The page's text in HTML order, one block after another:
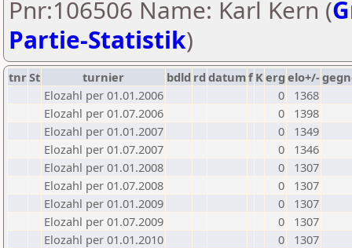
Pnr:106506 Name: Karl Kern (
Partie-Statistik)
tnrSt turnier bdld rd datumf Kerg elo+/-
Elozahl per 01.01.2006
0
1368
Elozahl per 01.07.2006
0
1398
Elozahl per 01.01.2007
0
1349
Elozahl per 01.07.2007
0
1346
Elozahl per 01.01.2008
0
1307
Elozahl per 01.07.2008
0
1307
Elozahl per 01.01.2009
0
1307
Elozahl per 01.07.2009
0
1307
Elozahl per 01.01.2010
0
1307